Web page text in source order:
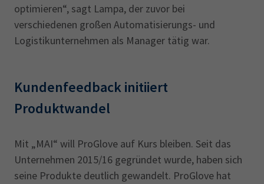
optimieren“, sagt Lampa, der zuvor bei
verschiedenen großen Automatisierungs- und
Logistikunternehmen als Manager tätig war.
Kundenfeedback initiiert
Produktwandel
Mit „MAI“ will ProGlove auf Kurs bleiben. Seit das
Unternehmen 2015/16 gegründet wurde, haben sich
seine Produkte deutlich gewandelt. ProGlove hat